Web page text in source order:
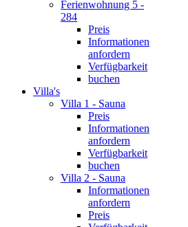
Ferienwohnung 5 -
284
Preis
Informationen
anfordern
Verfügbarkeit
buchen
Villa's
Villa 1 - Sauna
Preis
Informationen
anfordern
Verfügbarkeit
buchen
Villa 2 - Sauna
Informationen
anfordern
Preis